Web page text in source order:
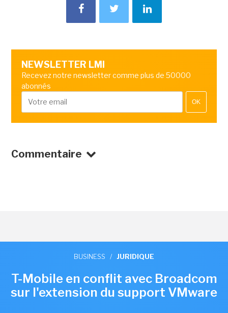
NEWSLETTER LMI
Recevez notre newsletter comme plus de 50000
abonnés
OK
Commentaire
BUSINESS / JURIDIQUE
T-Mobile en conflit avec Broadcom
sur l'extension du support VMware